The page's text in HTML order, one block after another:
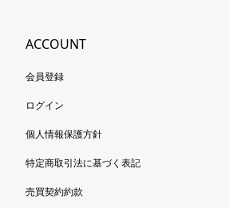
ACCOUNT
会員登録
ログイン
個人情報保護方針
特定商取引法に基づく表記
売買契約約款